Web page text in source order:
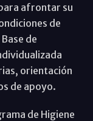
afrontar su
de
de
orientación
de apoyo.
de Higiene